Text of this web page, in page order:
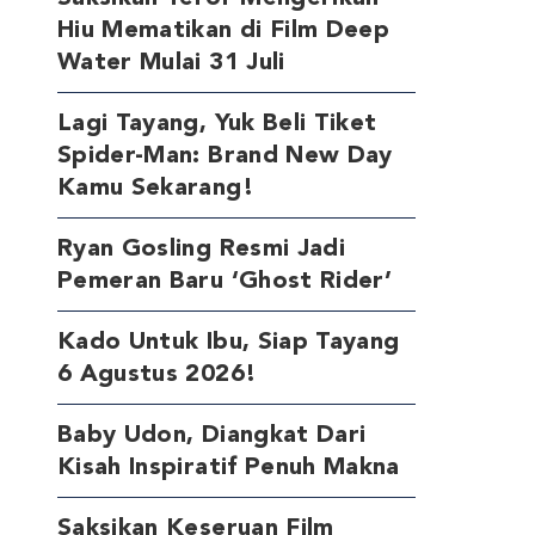
Hiu Mematikan di Film Deep
Water Mulai 31 Juli
Lagi Tayang, Yuk Beli Tiket
Spider-Man: Brand New Day
Kamu Sekarang!
Ryan Gosling Resmi Jadi
Pemeran Baru ‘Ghost Rider’
Kado Untuk Ibu, Siap Tayang
6 Agustus 2026!
Baby Udon, Diangkat Dari
Kisah Inspiratif Penuh Makna
Saksikan Keseruan Film